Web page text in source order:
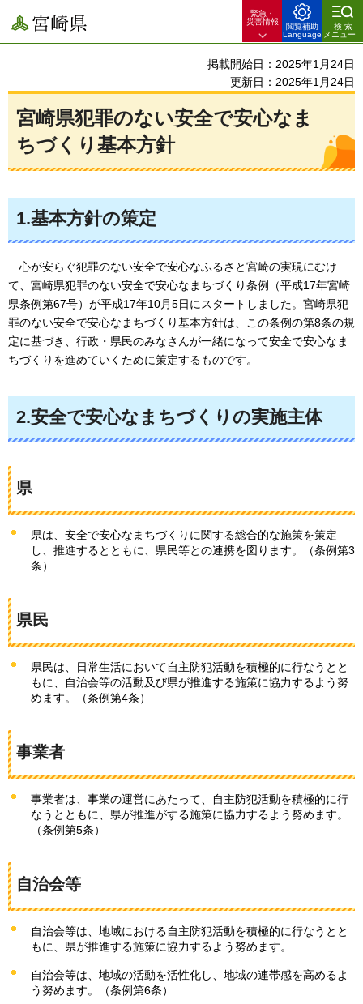
宮崎県
緊急・
災害情報
閲覧補助
Language
検索
メニュー
掲載開始日：2025年1月24日
更新日：2025年1月24日
宮崎県犯罪のない安全で安心なま
ちづくり基本方針
1.基本方針の策定
心が安らぐ犯罪のない安全で安心なふるさと宮崎の実現にむけ
て、宮崎県犯罪のない安全で安心なまちづくり条例（平成17年宮崎
県条例第67号）が平成17年10月5日にスタートしました。宮崎県犯
罪のない安全で安心なまちづくり基本方針は、この条例の第8条の規
定に基づき、行政・県民のみなさんが一緒になって安全で安心なま
ちづくりを進めていくために策定するものです。
2.安全で安心なまちづくりの実施主体
県
県は、安全で安心なまちづくりに関する総合的な施策を策定
し、推進するとともに、県民等との連携を図ります。（条例第3
条）
県民
県民は、日常生活において自主防犯活動を積極的に行なうとと
もに、自治会等の活動及び県が推進する施策に協力するよう努
めます。（条例第4条）
事業者
事業者は、事業の運営にあたって、自主防犯活動を積極的に行
なうとともに、県が推進がする施策に協力するよう努めます。
（条例第5条）
自治会等
自治会等は、地域における自主防犯活動を積極的に行なうとと
もに、県が推進する施策に協力するよう努めます。
自治会等は、地域の活動を活性化し、地域の連帯感を高めるよ
う努めます。（条例第6条）